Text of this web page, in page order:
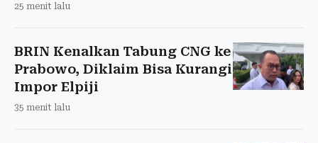
25 menit lalu
BRIN Kenalkan Tabung CNG ke
Prabowo, Diklaim Bisa Kurangi
Impor Elpiji
35 menit lalu